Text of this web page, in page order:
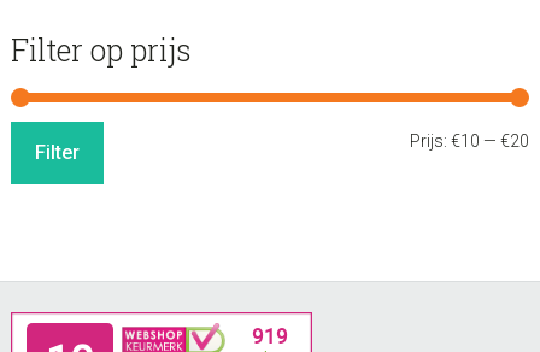
Filter op prijs
Filter Prijs:€10 —€20
Footer